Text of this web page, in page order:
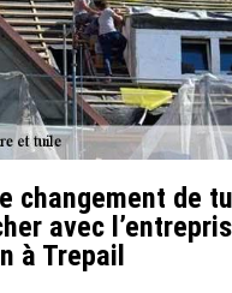
changement de
avec
à Trepail